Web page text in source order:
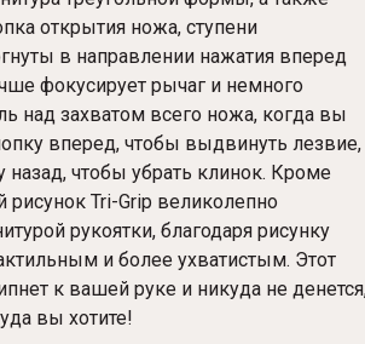
открытия ножа, ступени
в направлении нажатия вперед
фокусирует рычаг и немного
над захватом всего ножа, когда вы
вперед, чтобы выдвинуть лезвие,
назад, чтобы убрать клинок. Кроме
рисунок Tri-Grip великолепно
рукоятки, благодаря рисунку
и более ухватистым. Этот
к вашей руке и никуда не
вы хотите!